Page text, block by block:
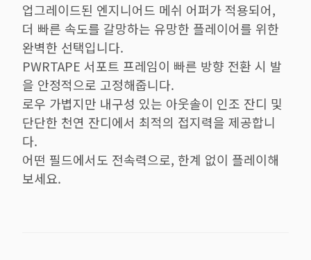
업그레이드된 엔지니어드 메쉬 어퍼가 적용되어,
더 빠른 속도를 갈망하는 유망한 플레이어를 위한
완벽한 선택입니다.
PWRTAPE 서포트 프레임이 빠른 방향 전환 시 발
을 안정적으로 고정해줍니다.
로우 가볍지만 내구성 있는 아웃솔이 인조 잔디 및
단단한 천연 잔디에서 최적의 접지력을 제공합니
다.
어떤 필드에서도 전속력으로, 한계 없이 플레이해
보세요.